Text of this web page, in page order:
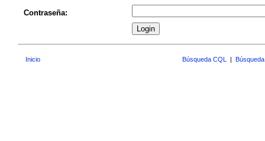
Contraseña:
Inicio Búsqueda CQL |